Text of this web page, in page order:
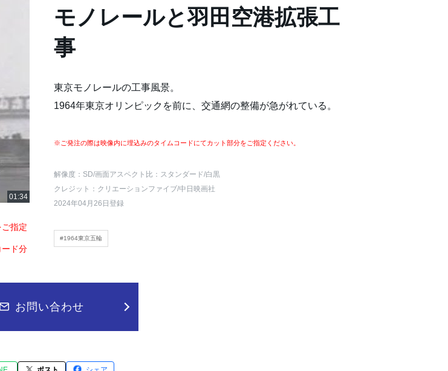
指定
ド分
モノレールと羽田空港拡張工
事
東京モノレールの工事風景。
1964年東京オリンピックを前に、交通網の整備が急がれている。
※ご発注の際は映像内に埋込みのタイムコードにてカット部分をご指定ください。
解像度：SD/画面アスペクト比：スタンダード/白黒
クレジット：クリエーションファイブ/中日映画社
2024年04月26日登録
#1964東京五輪
お問い合わせ